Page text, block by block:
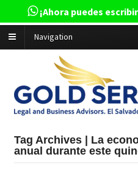
Navigation
Tag Archives | La
anual durante este
¡Ahora puedes